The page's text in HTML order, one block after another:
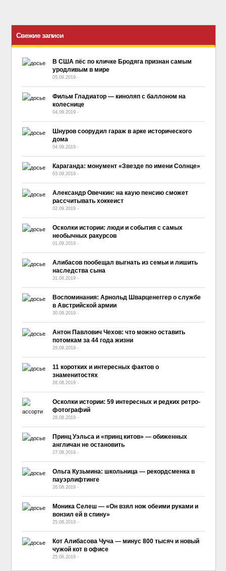
Свежие записи
В США пёс по кличке Бродяга признан самым
уродливым в мире
05.09.2019 -
Фильм Гладиатор — киноляп с баллоном на
колеснице
04.09.2019 -
Шнуров соорудил гараж в арке исторического
дома
04.09.2019 -
Караганда: монумент «Звезде по имени Солнце»
03.09.2019 -
Александр Овечкин: на каую пенсию сможет
рассчитывать хоккеист
02.09.2019 -
Осколки истории: люди и события с самых
необычных ракурсов
01.09.2019 -
Алибасов пообещал выгнать из семьи и лишить
наследства сына
31.08.2019 -
Воспоминания: Арнольд Шварценеггер о службе
в Австрийской армии
30.08.2019 -
Антон Павлович Чехов: что можно оставить
потомкам за 44 года жизни
29.08.2019 -
11 коротких и интересных фактов о
знаменитостях
28.08.2019 -
Осколки истории: 59 интересных и редких ретро-
фотографий
28.08.2019 -
Принц Уэльса и «принц китов» — обиженных
англичан не остановить
27.08.2019 -
Ольга Кузьмина: школьница — рекордсменка в
пауэрлифтинге
26.08.2019 -
Моника Селеш — «Он взял нож обеими руками и
вонзил ей в спину»
25.08.2019 -
Кот Алибасова Чуча — минус 800 тысяч и новый
чужой кот в офисе
25.08.2019 -